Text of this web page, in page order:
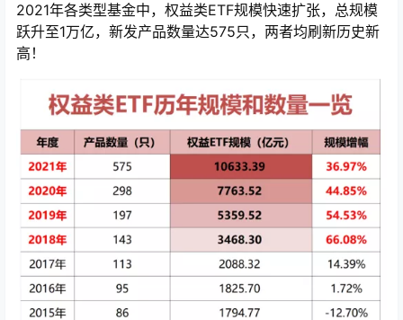
2021年各类型基金中，权益类ETF规模快速扩张，总规模
跃升至1万亿，新发产品数量达575只，两者均刷新历史新
高！